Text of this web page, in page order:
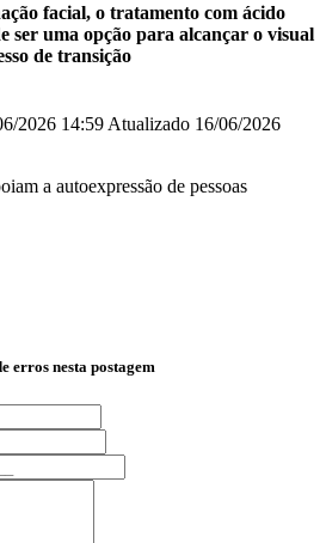
facial, o tratamento com ácido
ser uma opção para alcançar o visual
de transição
2026 14:59 Atualizado 16/06/2026
erros nesta postagem